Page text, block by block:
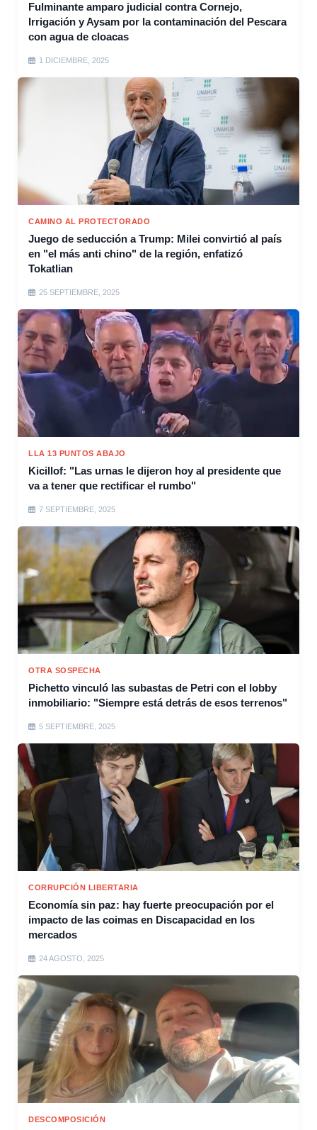
Fulminante amparo judicial contra Cornejo,
Irrigación y Aysam por la contaminación del Pescara
con agua de cloacas
1 DICIEMBRE, 2025
CAMINO AL PROTECTORADO
Juego de seducción a Trump: Milei convirtió al país
en "el más anti chino" de la región, enfatizó
Tokatlian
25 SEPTIEMBRE, 2025
LLA 13 PUNTOS ABAJO
Kicillof: "Las urnas le dijeron hoy al presidente que
va a tener que rectificar el rumbo"
7 SEPTIEMBRE, 2025
OTRA SOSPECHA
Pichetto vinculó las subastas de Petri con el lobby
inmobiliario: "Siempre está detrás de esos terrenos"
5 SEPTIEMBRE, 2025
CORRUPCIÓN LIBERTARIA
Economía sin paz: hay fuerte preocupación por el
impacto de las coimas en Discapacidad en los
mercados
24 AGOSTO, 2025
DESCOMPOSICIÓN